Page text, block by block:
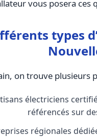
vous posera ces
types
on trouve plusieurs
électriciens
référencés sur
régionales